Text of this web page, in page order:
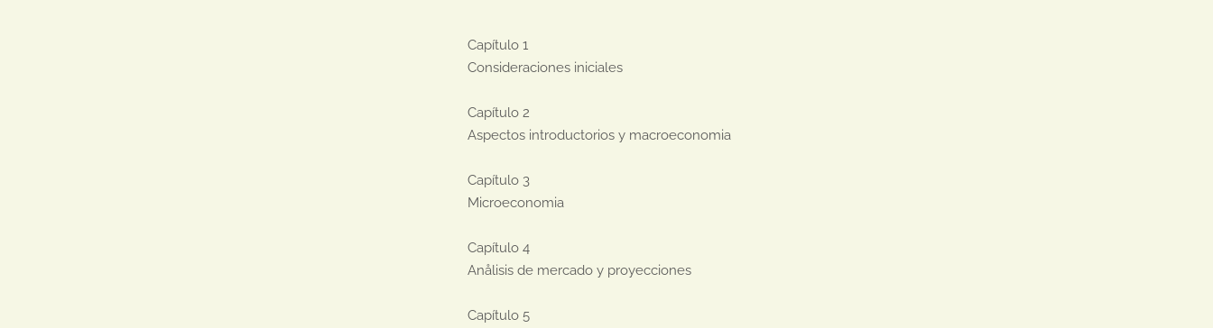
Capítulo 1
Consideraciones iniciales
Capítulo 2
Aspectos introductorios y macroeconomia
Capítulo 3
Microeconomia
Capítulo 4
Anålisis de mercado y proyecciones
Capítulo 5